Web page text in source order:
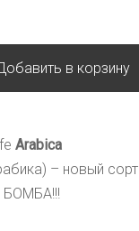
в корзину
Arabica
– новый сорт
БОМБА!!!